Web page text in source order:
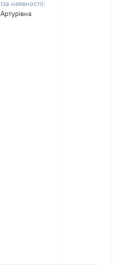
(за наявності):
Артурівна